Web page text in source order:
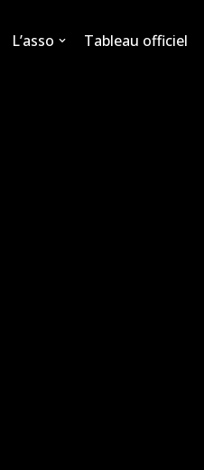
L’asso Tableau officiel